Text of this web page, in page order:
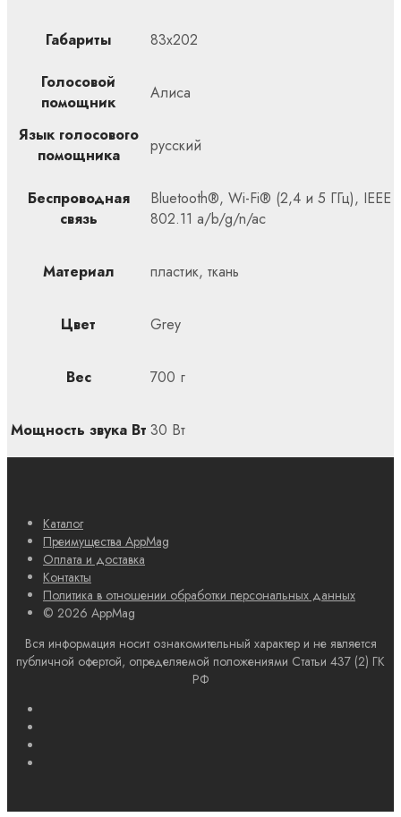
Габариты 83х202
Голосовой
помощник
Алиса
Язык голосового
помощника
русский
Беспроводная
связь
Bluetooth®, Wi-Fi® (2,4 и 5 ГГц), IEEE
802.11 a/b/g/n/ac
Материал пластик, ткань
Цвет Grey
Вес 700 г
Мощность звука Вт 30 Вт
Каталог
Преимущества AppMag
Оплата и доставка
Контакты
Политика в отношении обработки персональных данных
© 2026 AppMag
Вся информация носит ознакомительный характер и не является
публичной офертой, определяемой положениями Статьи 437 (2) ГК
РФ